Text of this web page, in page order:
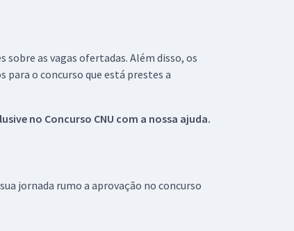
sobre as vagas ofertadas. Além disso, os
para o concurso que está prestes a
no Concurso CNU com a nossa ajuda.
jornada rumo a aprovação no concurso